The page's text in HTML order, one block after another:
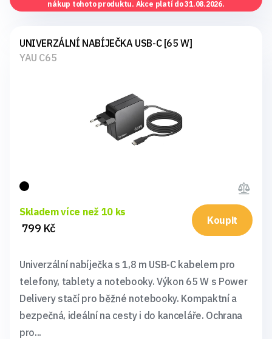
nákup tohoto produktu. Akce platí do 31.08.2026.
UNIVERZÁLNÍ NABÍJEČKA USB-C [65 W]
YAU C65
Skladem více než 10 ks
799 Kč
Koupit
Univerzální nabíječka s 1,8 m USB-C kabelem pro
telefony, tablety a notebooky. Výkon 65 W s Power
Delivery stačí pro běžné notebooky. Kompaktní a
bezpečná, ideální na cesty i do kanceláře. Ochrana
pro...